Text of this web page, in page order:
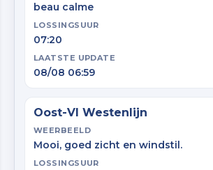
beau calme
LOSSINGSUUR
07:20
LAATSTE UPDATE
08/08 06:59
Oost-Vl Westenlijn
WEERBEELD
Mooi, goed zicht en windstil.
LOSSINGSUUR